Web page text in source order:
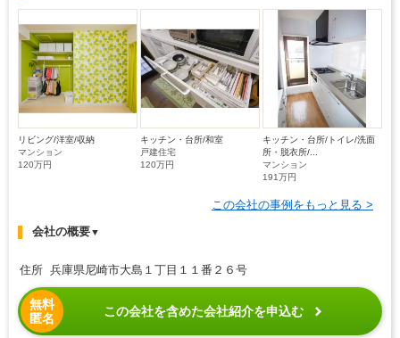
リビング/洋室/収納
マンション
120万円
キッチン・台所/和室
戸建住宅
120万円
キッチン・台所/トイレ/洗面
所・脱衣所/...
マンション
191万円
この会社の事例をもっと見る >
会社の概要▼
住所 兵庫県尼崎市大島１丁目１１番２６号
無料
匿名
この会社を含めた会社紹介を申込む